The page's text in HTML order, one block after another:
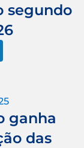
segundo
ganha
das